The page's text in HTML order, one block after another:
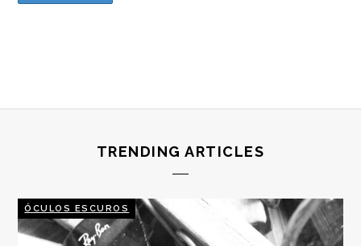
TRENDING ARTICLES
ÓCULOS ESCUROS